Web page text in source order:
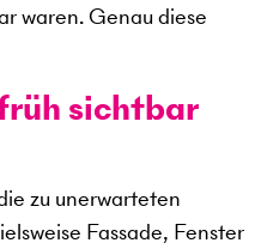
waren. Genau diese
sichtbar
zu unerwarteten
Fassade, Fenster